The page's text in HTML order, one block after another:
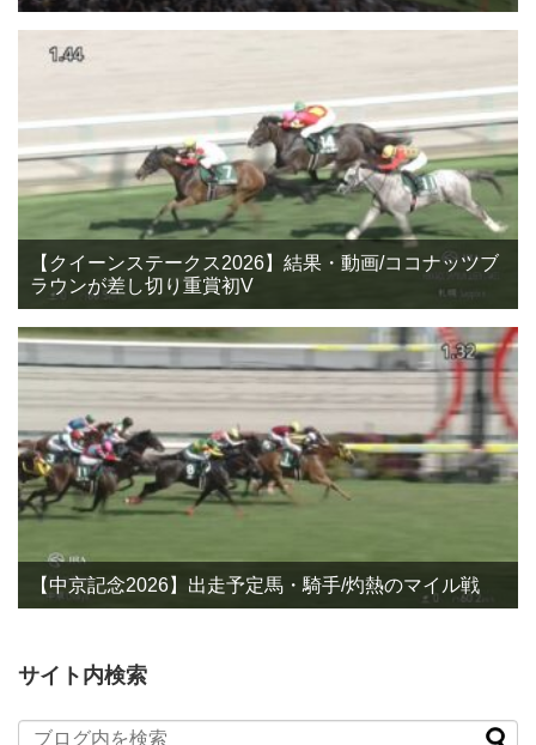
【クイーンステークス2026】結果・動画/ココナッツブ
ラウンが差し切り重賞初V
【中京記念2026】出走予定馬・騎手/灼熱のマイル戦
サイト内検索